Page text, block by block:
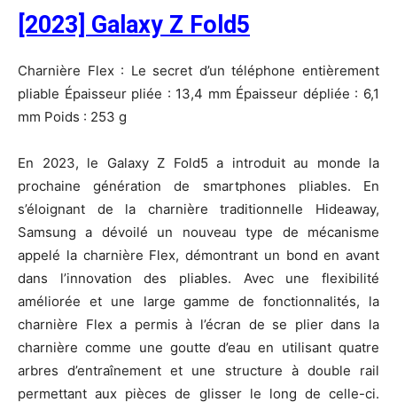
[2023] Galaxy Z Fold5
Charnière Flex : Le secret d’un téléphone entièrement
pliable Épaisseur pliée : 13,4 mm Épaisseur dépliée : 6,1
mm Poids : 253 g
En 2023, le Galaxy Z Fold5 a introduit au monde la
prochaine génération de smartphones pliables. En
s’éloignant de la charnière traditionnelle Hideaway,
Samsung a dévoilé un nouveau type de mécanisme
appelé la charnière Flex, démontrant un bond en avant
dans l’innovation des pliables. Avec une flexibilité
améliorée et une large gamme de fonctionnalités, la
charnière Flex a permis à l’écran de se plier dans la
charnière comme une goutte d’eau en utilisant quatre
arbres d’entraînement et une structure à double rail
permettant aux pièces de glisser le long de celle-ci.